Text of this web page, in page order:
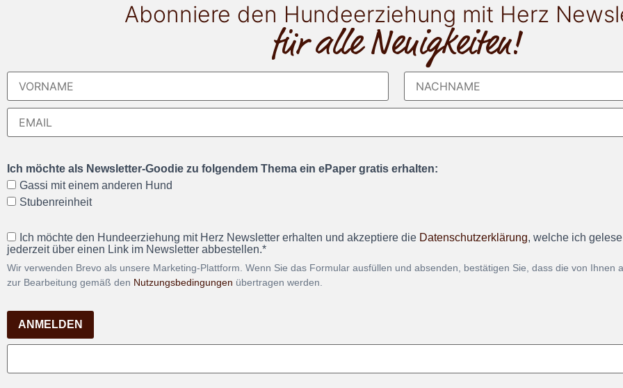
Abonniere den Hundeerziehung mit Herz
für alle Neuigkeiten!
Ich möchte als Newsletter-Goodie zu folgendem Thema ein ePaper gratis erhalten:
Gassi mit einem anderen Hund
Stubenreinheit
Ich möchte den Hundeerziehung mit Herz Newsletter erhalten und akzeptiere die Datenschutzerklärung, welche ich
jederzeit über einen Link im Newsletter abbestellen.*
Wir verwenden Brevo als unsere Marketing-Plattform. Wenn Sie das Formular ausfüllen und absenden, bestätigen Sie, dass die von Ihnen
zur Bearbeitung gemäß den Nutzungsbedingungen übertragen werden.
ANMELDEN